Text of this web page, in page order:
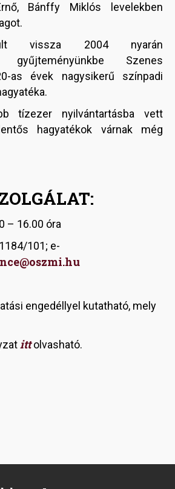
Bánffy Miklós levelekben
vissza 2004 nyarán
gyűjteményünkbe Szenes
as évek nagysikerű színpadi
tízezer nyilvántartásba vett
hagyatékok várnak még
– 16.00 óra
101; e-
engedéllyel kutatható, mely
itt olvasható.